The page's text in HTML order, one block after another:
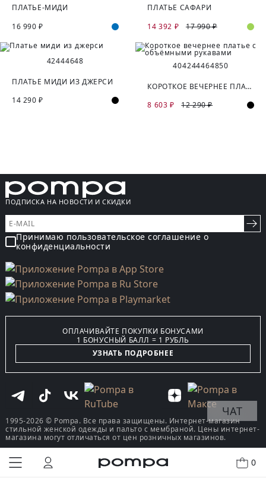
0
КУПИТЬ В ОДИН КЛИК
ПЛАТЬЕ-МИДИ
16 990 ₽
ПЛАТЬЕ САФАРИ
14 392 ₽
17 990 ₽
42444648
ПЛАТЬЕ МИДИ ИЗ ДЖЕРСИ
14 290 ₽
404244464850
КОРОТКОЕ ВЕЧЕРНЕЕ ПЛАТЬЕ С ОБЪЁМНЫМИ РУКАВАМИ
8 603 ₽
12 290 ₽
ПОДПИСКА НА НОВОСТИ И СКИДКИ
Принимаю пользовательское соглашение о
конфиденциальности
ОПЛАЧИВАЙТЕ ПОКУПКИ БОНУСАМИ
1 БОНУСНЫЙ БАЛЛ = 1 РУБЛЬ
УЗНАТЬ ПОДРОБНЕЕ
1995-2026 © Pompa. Все права защищены. Интернет-магазин
стильной женской одежды и пальто с мембраной. Цены интернет-
магазина могут отличаться от цен розничных магазинов.
ЧАТ